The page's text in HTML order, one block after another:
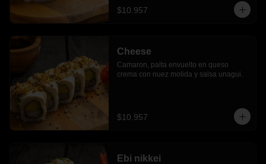
$10.957
Cheese
Camaron, palta envuelto en queso
crema con nuez molida y salsa unagui.
$10.957
Ebi nikkei